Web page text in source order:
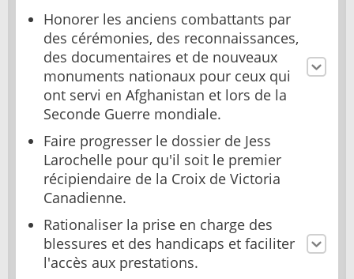
Honorer les anciens combattants par
des cérémonies, des reconnaissances,
des documentaires et de nouveaux
monuments nationaux pour ceux qui
ont servi en Afghanistan et lors de la
Seconde Guerre mondiale.
Faire progresser le dossier de Jess
Larochelle pour qu'il soit le premier
récipiendaire de la Croix de Victoria
Canadienne.
Rationaliser la prise en charge des
blessures et des handicaps et faciliter
l'accès aux prestations.